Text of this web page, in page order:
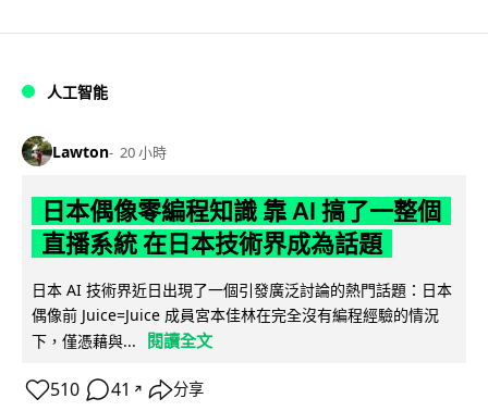
人工智能
Lawton 20 小時
日本偶像零編程知識 靠 AI 搞了一整個
直播系統 在日本技術界成為話題
日本 AI 技術界近日出現了一個引發廣泛討論的熱門話題：日本
偶像前 Juice=Juice 成員宮本佳林在完全沒有編程經驗的情況
下，僅憑藉與...
閱讀全文
510 41 ↗ 分享